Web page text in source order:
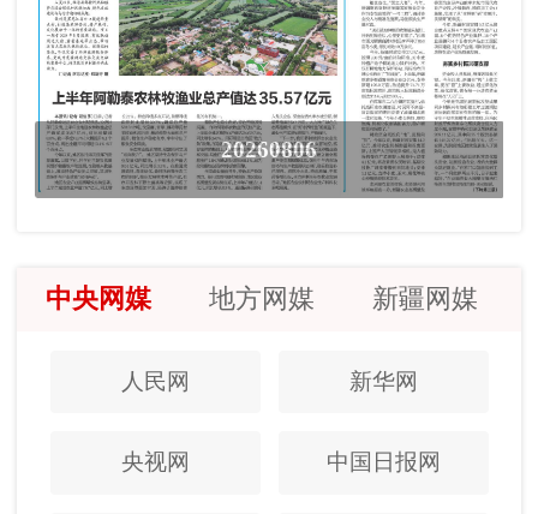
20260806
中央网媒 地方网媒 新疆网媒
人民网 新华网
央视网 中国日报网